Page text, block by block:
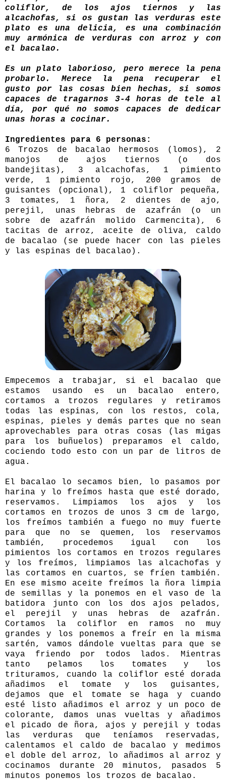
coliflor, de los ajos tiernos y las
alcachofas, si os gustan las verduras este
plato es una delicia, es una combinación
muy armónica de verduras con arroz y con
el bacalao.
Es un plato laborioso, pero merece la pena
probarlo. Merece la pena recuperar el
gusto por las cosas bien hechas, si somos
capaces de tragarnos 3-4 horas de tele al
día, por qué no somos capaces de dedicar
unas horas a cocinar.
Ingredientes para 6 personas:
6 Trozos de bacalao hermosos (lomos), 2
manojos de ajos tiernos (o dos
bandejitas), 3 alcachofas, 1 pimiento
verde, 1 pimiento rojo, 200 gramos de
guisantes (opcional), 1 coliflor pequeña,
3 tomates, 1 ñora, 2 dientes de ajo,
perejil, unas hebras de azafrán (o un
sobre de azafrán molidoCarmencita ), 6
tacitas de arroz, aceite de oliva, caldo
de bacalao (se puede hacer con las pieles
y las espinas del bacalao).
Empecemos a trabajar, si el bacalao que
estamos usando es un bacalao entero,
cortamos a trozos regulares y retiramos
todas las espinas, con los restos, cola,
espinas, pieles y demás partes que no sean
aprovechables para otras cosas (las migas
para los buñuelos) preparamos el caldo,
cociendo todo esto con un par de litros de
agua.
El bacalao lo secamos bien, lo pasamos por
harina y lo freímos hasta que esté dorado,
reservamos. Limpiamos los ajos y los
cortamos en trozos de unos 3 cm de largo,
los freímos también a fuego no muy fuerte
para que no se quemen, los reservamos
también, procedemos igual con los
pimientos los cortamos en trozos regulares
y los freímos, limpiamos las alcachofas y
las cortamos en cuartos, se fríen también.
En ese mismo aceite freímos la ñora limpia
de semillas y la ponemos en el vaso de la
batidora junto con los dos ajos pelados,
el perejil y unas hebras de azafrán.
Cortamos la coliflor en ramos no muy
grandes y los ponemos a freír en la misma
sartén, vamos dándole vueltas para que se
vaya friendo por todos lados. Mientras
tanto pelamos los tomates y los
trituramos, cuando la coliflor esté dorada
añadimos el tomate y los guisantes,
dejamos que el tomate se haga y cuando
esté listo añadimos el arroz y un poco de
colorante, damos unas vueltas y añadimos
el picado de ñora, ajos y perejil y todas
las verduras que teníamos reservadas,
calentamos el caldo de bacalao y medimos
el doble del arroz, lo añadimos al arroz y
cocinamos durante 20 minutos, pasados 5
minutos ponemos los trozos de bacalao.